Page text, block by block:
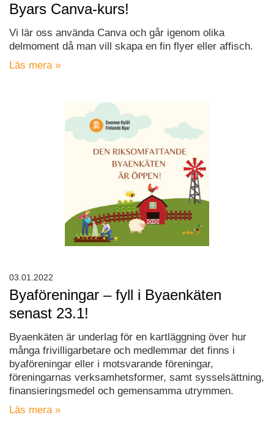
Byars Canva-kurs!
Vi lär oss använda Canva och går igenom olika
delmoment då man vill skapa en fin flyer eller affisch.
Läs mera »
Byaföreningar – fyll i Byaenkäten
senast 23.1!
Byaenkäten är underlag för en kartläggning över hur
många frivilligarbetare och medlemmar det finns i
byaföreningar eller i motsvarande föreningar,
föreningarnas verksamhetsformer, samt sysselsättning,
finansieringsmedel och gemensamma utrymmen.
Läs mera »
03.01.2022